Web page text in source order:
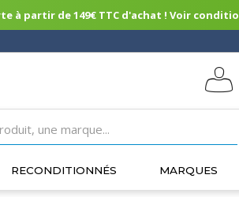
à partir de 149€ TTC d'achat ! Voir
RECONDITIONNÉS MARQUES